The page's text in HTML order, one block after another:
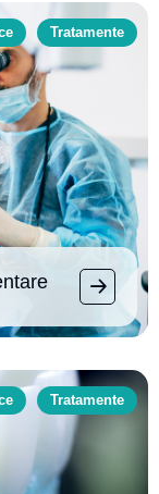
Tratamente
Tratamente